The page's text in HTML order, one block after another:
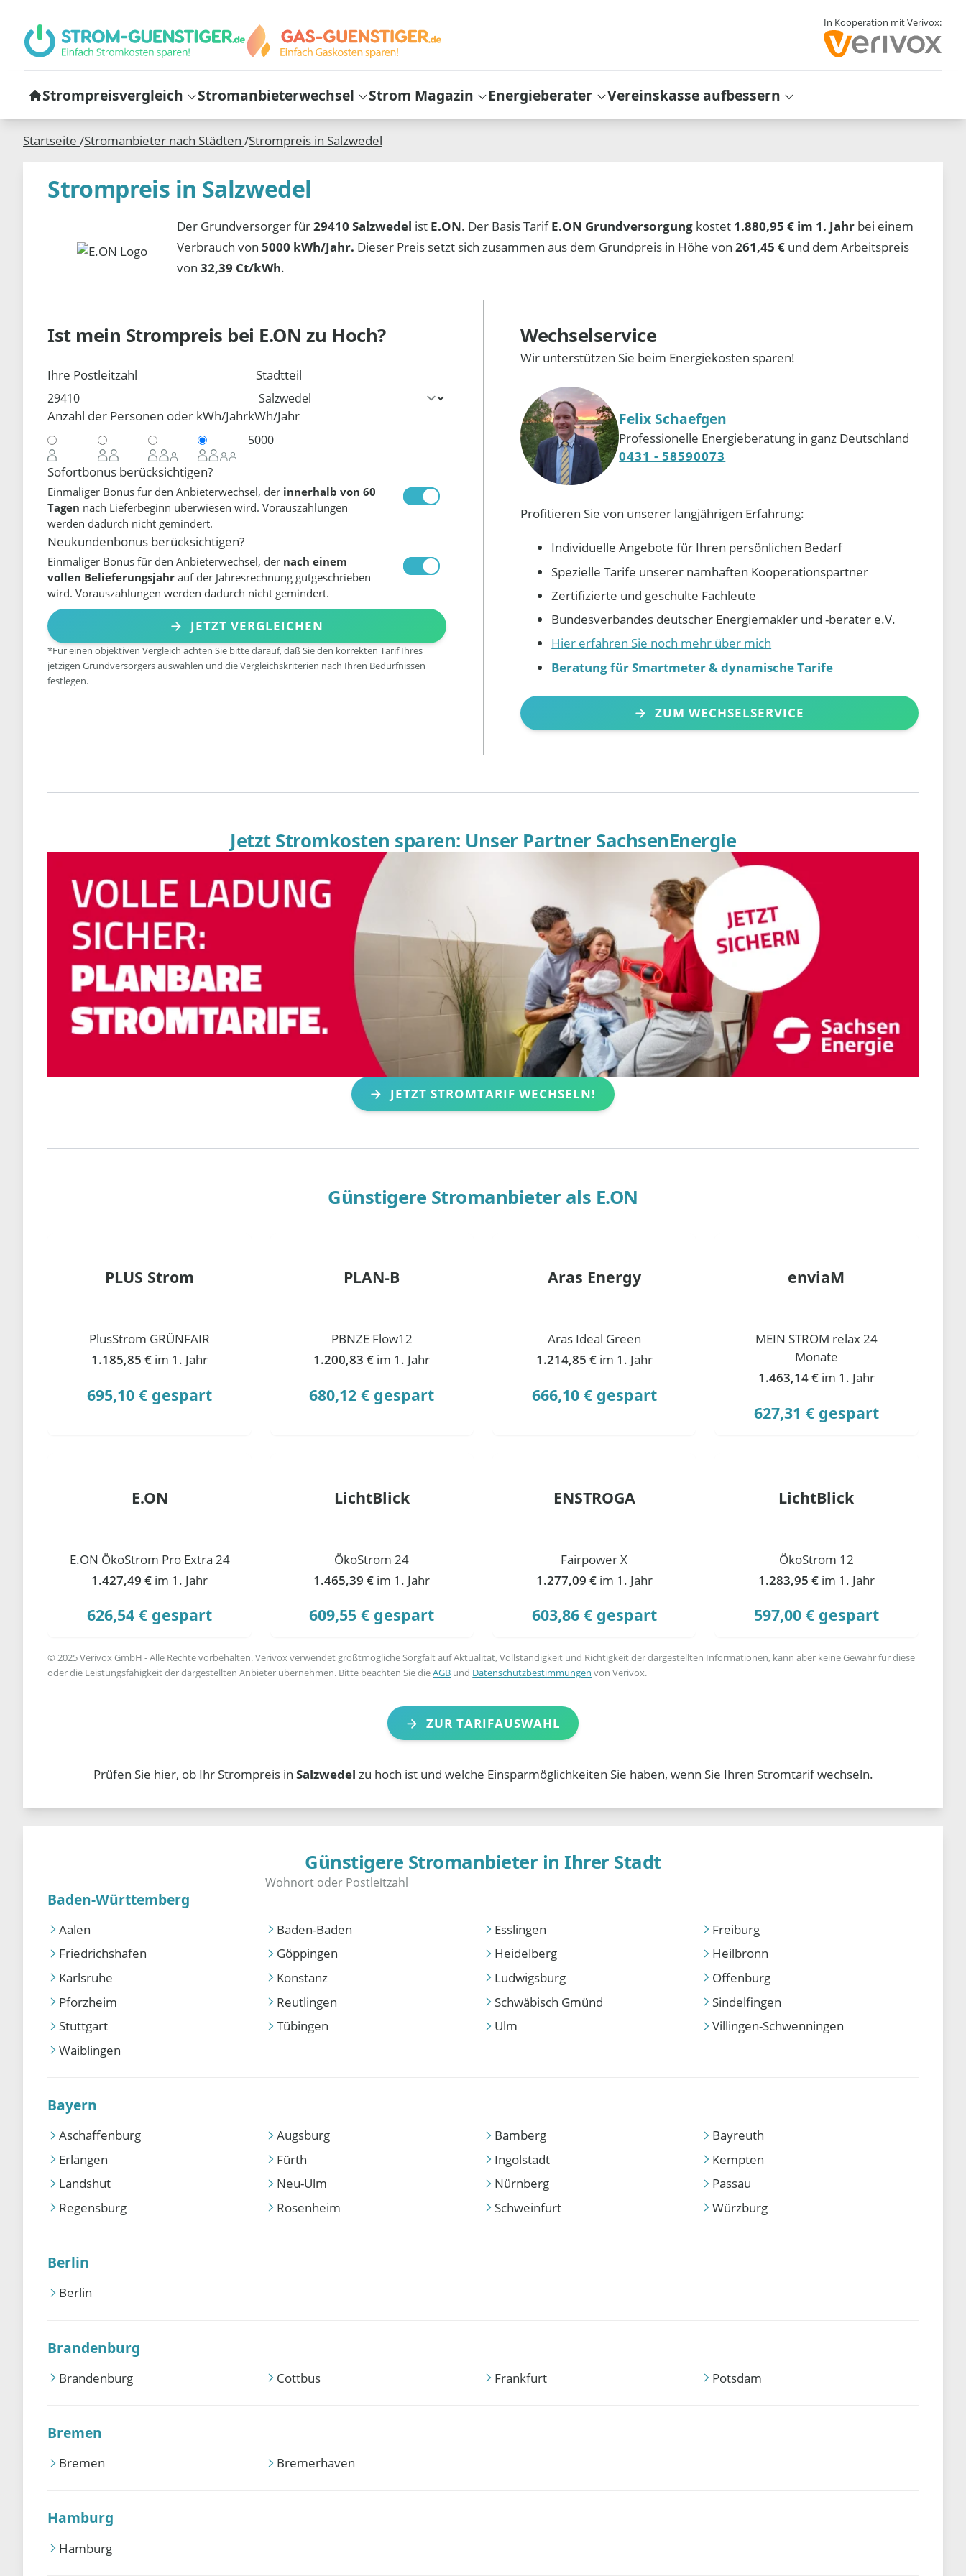
In Kooperation mit Verivox:
Strompreisvergleich Stromanbieterwechsel Strom Magazin Energieberater Vereinskasse aufbessern
Startseite /Stromanbieter nach Städten /Strompreis in Salzwedel
Strompreis in Salzwedel
Der Grundversorger für29410 Salzwedel ist E.ON. Der Basis TarifE.ON Grundversorgung kostet 1.880,95 € im 1. Jahr bei einem
Verbrauch von5000 kWh/Jahr. Dieser Preis setzt sich zusammen aus dem Grundpreis in Höhe von261,45 € und dem Arbeitspreis
von32,39 Ct/kWh.
Ist mein Strompreis bei E.ON zu Hoch?
Ihre Postleitzahl Stadtteil
Anzahl der Personen oder kWh/JahrkWh/Jahr
Sofortbonus berücksichtigen?
Einmaliger Bonus für den Anbieterwechsel, der innerhalb von 60
Tagen nach Lieferbeginn überwiesen wird. Vorauszahlungen
werden dadurch nicht gemindert.
Neukundenbonus berücksichtigen?
Einmaliger Bonus für den Anbieterwechsel, der nach einem
vollen Belieferungsjahr auf der Jahresrechnung gutgeschrieben
wird. Vorauszahlungen werden dadurch nicht gemindert.
JETZT VERGLEICHEN
*Für einen objektiven Vergleich achten Sie bitte darauf, daß Sie den korrekten Tarif Ihres
jetzigen Grundversorgers auswählen und die Vergleichskriterien nach Ihren Bedürfnissen
festlegen.
Wechselservice
Wir unterstützen Sie beim Energiekosten sparen!
Felix Schaefgen
Professionelle Energieberatung in ganz Deutschland
0431 - 58590073
Profitieren Sie von unserer langjährigen Erfahrung:
Individuelle Angebote für Ihren persönlichen Bedarf
Spezielle Tarife unserer namhaften Kooperationspartner
Zertifizierte und geschulte Fachleute
Bundesverbandes deutscher Energiemakler und -berater e.V.
Hier erfahren Sie noch mehr über mich
Beratung für Smartmeter & dynamische Tarife
ZUM WECHSELSERVICE
Jetzt Stromkosten sparen: Unser Partner SachsenEnergie
JETZT STROMTARIF WECHSELN!
Günstigere Stromanbieter als E.ON
PLUS Strom
PlusStrom GRÜNFAIR
1.185,85 € im 1. Jahr
695,10 € gespart
PLAN-B
PBNZE Flow12
1.200,83 € im 1. Jahr
680,12 € gespart
Aras Energy
Aras Ideal Green
1.214,85 € im 1. Jahr
666,10 € gespart
enviaM
MEIN STROM relax 24
Monate
1.463,14 € im 1. Jahr
627,31 € gespart
E.ON
E.ON ÖkoStrom Pro Extra 24
1.427,49 € im 1. Jahr
626,54 € gespart
LichtBlick
ÖkoStrom 24
1.465,39 € im 1. Jahr
609,55 € gespart
ENSTROGA
Fairpower X
1.277,09 € im 1. Jahr
603,86 € gespart
LichtBlick
ÖkoStrom 12
1.283,95 € im 1. Jahr
597,00 € gespart
© 2025 Verivox GmbH - Alle Rechte vorbehalten. Verivox verwendet größtmögliche Sorgfalt auf Aktualität, Vollständigkeit und Richtigkeit der dargestellten Informationen, kann aber keine Gewähr für diese
oder die Leistungsfähigkeit der dargestellten Anbieter übernehmen. Bitte beachten Sie dieAGB und Datenschutzbestimmungen von Verivox.
ZUR TARIFAUSWAHL
Prüfen Sie hier, ob Ihr Strompreis in Salzwedel zu hoch ist und welche Einsparmöglichkeiten Sie haben, wenn Sie Ihren Stromtarif wechseln.
Günstigere Stromanbieter in Ihrer Stadt
Baden-Württemberg
Aalen Baden-Baden Esslingen
Freiburg
Friedrichshafen
Göppingen Heidelberg
Heilbronn
Karlsruhe
Konstanz Ludwigsburg
Offenburg
Pforzheim
Reutlingen Schwäbisch Gmünd
Sindelfingen
Stuttgart
Tübingen Ulm
Villingen-Schwenningen
Waiblingen
Bayern
Aschaffenburg Augsburg Bamberg
Bayreuth
Erlangen
Fürth Ingolstadt
Kempten
Landshut
Neu-Ulm Nürnberg
Passau
Regensburg
Rosenheim Schweinfurt Würzburg
Berlin
Berlin
Brandenburg
Brandenburg Cottbus Frankfurt Potsdam
Bremen
Bremen Bremerhaven
Hamburg
Hamburg